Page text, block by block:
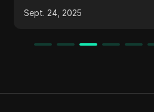
Sept. 24, 2025